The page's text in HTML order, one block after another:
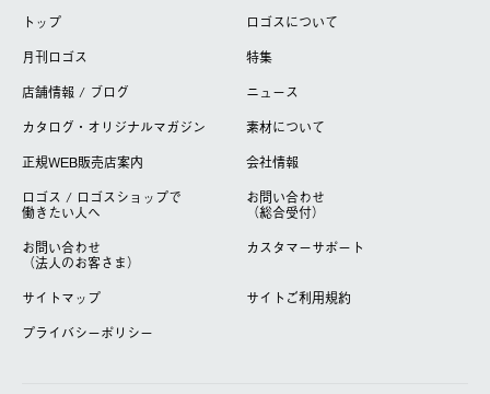
トップ
ロゴスについて
月刊ロゴス
特集
店舗情報 / ブログ
ニュース
カタログ・オリジナルマガジン
素材について
正規WEB販売店案内
会社情報
ロゴス / ロゴスショップで
働きたい人へ
お問い合わせ
（総合受付）
お問い合わせ
（法人のお客さま）
カスタマーサポート
サイトマップ
サイトご利用規約
プライバシーポリシー